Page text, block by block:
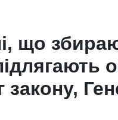
що